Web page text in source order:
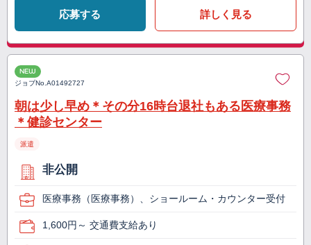
応募する 詳しく見る
NEW
ジョブNo.A01492727
朝は少し早め＊その分16時台退社もある医療事務
＊健診センター
派遣
非公開
医療事務（医療事務）、ショールーム・カウンター受付
1,600円～ 交通費支給あり